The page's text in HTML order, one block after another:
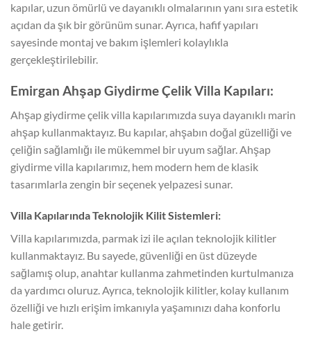
kapılar, uzun ömürlü ve dayanıklı olmalarının yanı sıra estetik
açıdan da şık bir görünüm sunar. Ayrıca, hafif yapıları
sayesinde montaj ve bakım işlemleri kolaylıkla
gerçekleştirilebilir.
Emirgan Ahşap Giydirme Çelik Villa Kapıları:
Ahşap giydirme çelik villa kapılarımızda suya dayanıklı marin
ahşap kullanmaktayız. Bu kapılar, ahşabın doğal güzelliği ve
çeliğin sağlamlığı ile mükemmel bir uyum sağlar. Ahşap
giydirme villa kapılarımız, hem modern hem de klasik
tasarımlarla zengin bir seçenek yelpazesi sunar.
Villa Kapılarında Teknolojik Kilit Sistemleri:
Villa kapılarımızda, parmak izi ile açılan teknolojik kilitler
kullanmaktayız. Bu sayede, güvenliği en üst düzeyde
sağlamış olup, anahtar kullanma zahmetinden kurtulmanıza
da yardımcı oluruz. Ayrıca, teknolojik kilitler, kolay kullanım
özelliği ve hızlı erişim imkanıyla yaşamınızı daha konforlu
hale getirir.